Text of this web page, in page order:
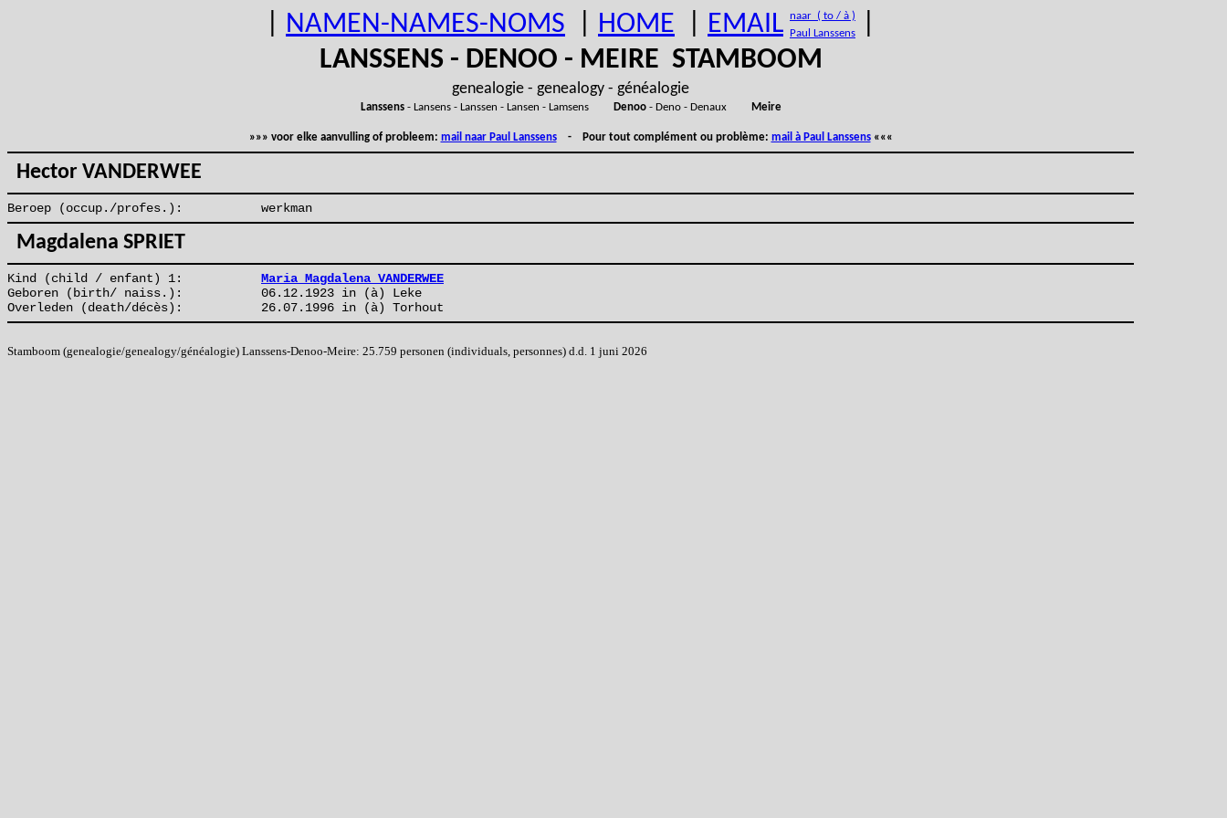
NAMEN-NAMES-NOMS HOME EMAIL naar ( to / à )
Paul Lanssens
LANSSENS - DENOO - MEIRE STAMBOOM
genealogie - genealogy - généalogie
Lanssens- Lansens - Lanssen - Lansen - Lamsens Denoo- Deno - Denaux Meire
»»» voor elke aanvulling of probleem: mail naar Paul Lanssens- Pour tout complément ou problème: mail à Paul Lanssens«««
Hector VANDERWEE
Beroep (occup./profes.): werkman
Magdalena SPRIET
Kind (child / enfant) 1:
Maria Magdalena VANDERWEE
Geboren (birth/ naiss.):
06.12.1923 in (à) Leke
Overleden (death/décès):
26.07.1996 in (à) Torhout
Stamboom (genealogie/genealogy/généalogie) Lanssens-Denoo-Meire: 25.759 personen (individuals, personnes) d.d. 1 juni 2026